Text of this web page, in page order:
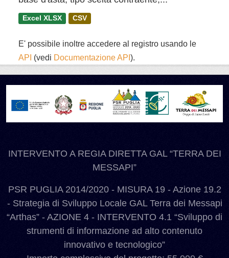
Excel XLSX CSV
E' possibile inoltre accedere al registro usando le
API (vedi Documentazione API ).
INTERVENTO A REGIA DIRETTA GAL “TERRA DEI
MESSAPI”
PSR PUGLIA 2014/2020 - MISURA 19 - Azione 19.2
- Strategia di Sviluppo Locale GAL Terra dei Messapi
“Arthas” - AZIONE 4 - INTERVENTO 4.1 “Sviluppo di
strumenti di informazione ad alto contenuto
innovativo e tecnologico”